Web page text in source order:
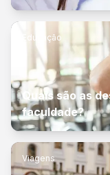
Educação
Quais são as
faculdade?
Viagens